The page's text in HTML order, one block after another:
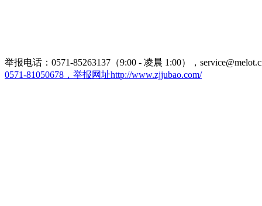
举报电话：0571-85263137（9:00 - 凌晨 1:00），
0571-81050678，举报网址http://www.zjjubao.com/